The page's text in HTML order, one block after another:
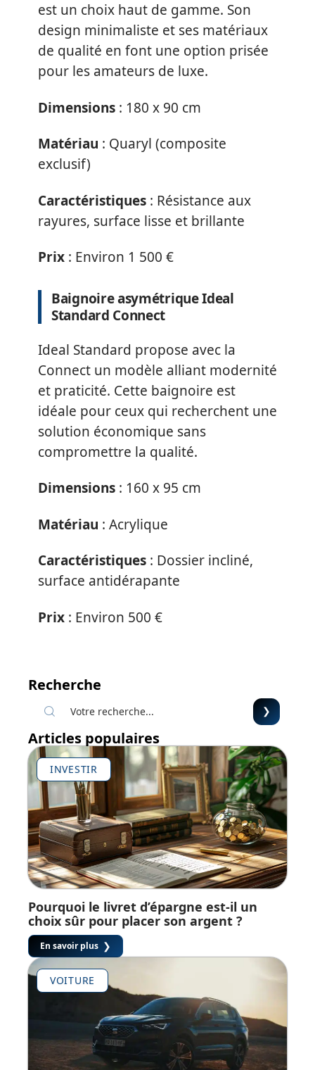
est un choix haut de gamme. Son
design minimaliste et ses matériaux
de qualité en font une option prisée
pour les amateurs de luxe.
Dimensions : 180 x 90 cm
Matériau : Quaryl (composite
exclusif)
Caractéristiques : Résistance aux
rayures, surface lisse et brillante
Prix : Environ 1 500 €
Baignoire asymétrique Ideal
Standard Connect
Ideal Standard propose avec la
Connect un modèle alliant modernité
et praticité. Cette baignoire est
idéale pour ceux qui recherchent une
solution économique sans
compromettre la qualité.
Dimensions : 160 x 95 cm
Matériau : Acrylique
Caractéristiques : Dossier incliné,
surface antidérapante
Prix : Environ 500 €
Recherche
Articles populaires
INVESTIR
Pourquoi le livret d’épargne est-il un
choix sûr pour placer son argent ?
En savoir plus
VOITURE